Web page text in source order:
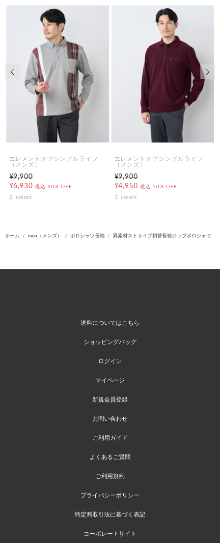
エレメントオブシンプルライフ
（メンズ）
¥9,900
¥6,930 税込 30% OFF
2 colors
エレメントオブシンプルライフ
（メンズ）
¥9,900
¥4,950 税込 50% OFF
3 colors
前の画像
ホーム men（メンズ） ポロシャツ長袖 異素材ストライプ切替長袖ジップポロシャツ
送料についてはこちら
ショッピングバッグ
ログイン
マイページ
新規会員登録
お問い合わせ
ご利用ガイド
よくあるご質問
ご利用規約
プライバシーポリシー
特定商取引法に基づく表記
コーポレートサイト